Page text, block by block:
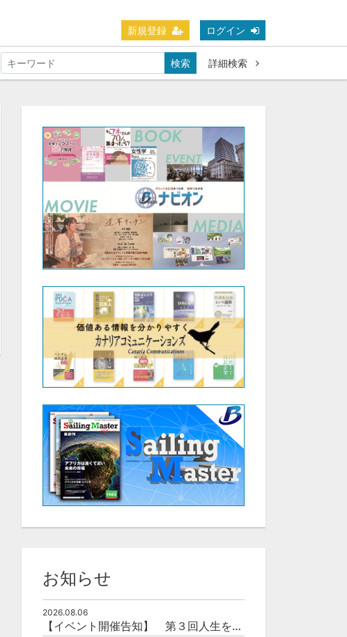
新規登録 ログイン
検索 詳細検索
お知らせ
2026.08.06
【イベント開催告知】 第３回人生を豊かにする「本の力」を学ぶ会